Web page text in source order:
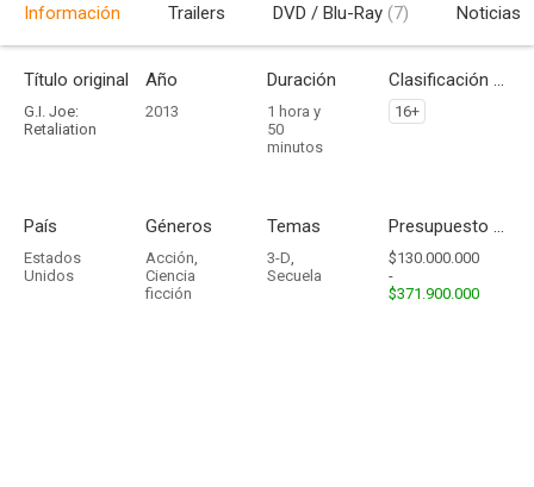
Información Trailers DVD / Blu-Ray (7) Noticias
Título original
G.I. Joe:
Retaliation
Año
2013
Duración
1 hora y
50
minutos
Clasificación por edades
16+
País
Estados
Unidos
Géneros
Acción,
Ciencia
ficción
Temas
3-D,
Secuela
Presupuesto - Ingresos
$130.000.000
-
$371.900.000